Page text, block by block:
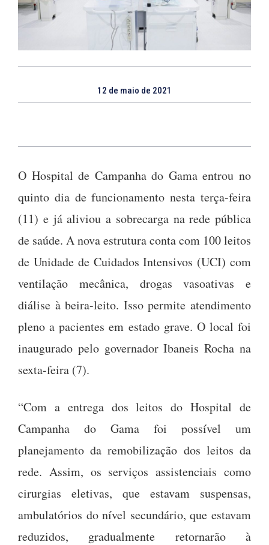
12 de maio de 2021
O Hospital de Campanha do Gama entrou no
quinto dia de funcionamento nesta terça-feira
(11) e já aliviou a sobrecarga na rede pública
de saúde. A nova estrutura conta com 100 leitos
de Unidade de Cuidados Intensivos (UCI) com
ventilação mecânica, drogas vasoativas e
diálise à beira-leito. Isso permite atendimento
pleno a pacientes em estado grave. O local foi
inaugurado pelo governador Ibaneis Rocha na
sexta-feira (7).
“Com a entrega dos leitos do Hospital de
Campanha do Gama foi possível um
planejamento da remobilização dos leitos da
rede. Assim, os serviços assistenciais como
cirurgias eletivas, que estavam suspensas,
ambulatórios do nível secundário, que estavam
reduzidos, gradualmente retornarão à